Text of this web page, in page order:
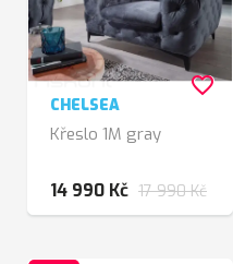
CHELSEA
Křeslo 1M gray
14 990 Kč 17 990 Kč
favorite_border